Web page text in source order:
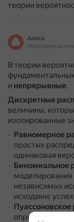
теории
Алиса
В теории
и непрерывные.
Дискретные
величины,
изолированные
Равномерное
простых
одинаковая
Биномиальное
моделирования
независимых
исходами:
определения